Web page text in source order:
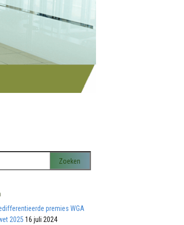
premies WGA
2025 16 juli 2024